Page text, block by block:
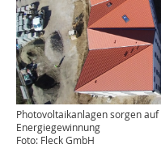
Photovoltaikanlagen sorgen
Energiegewinnung
Foto: Fleck GmbH